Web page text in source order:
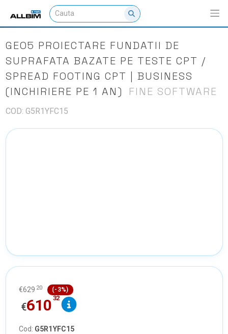
GEO5 PROIECTARE FUNDATII DE
SUPRAFATA BAZATE PE TESTE CPT /
SPREAD FOOTING CPT | BUSINESS
(INCHIRIERE PE 1 AN)
FINE SOFTWARE
COD: G5R1YFC15
€629 20 (-3%)
€61032
Cod: G5R1YFC15